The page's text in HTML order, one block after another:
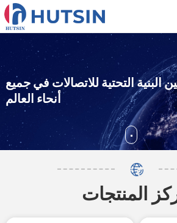
المنزل
حول
الحل
الأخبار
والأحداث
البنية التحتية للاتصالات في جميع
أنحاء العالم
المنتجات